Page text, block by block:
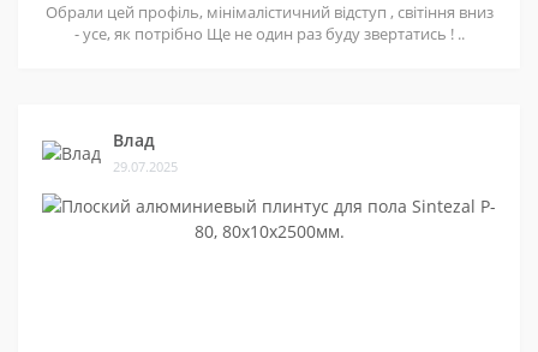
Обрали цей профіль, мінімалістичний відступ , світіння вниз
- усе, як потрібно Ще не один раз буду звертатись ! ..
Влад
29.07.2025